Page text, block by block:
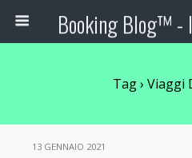
Tag › Viaggi
13 GENNAIO 2021